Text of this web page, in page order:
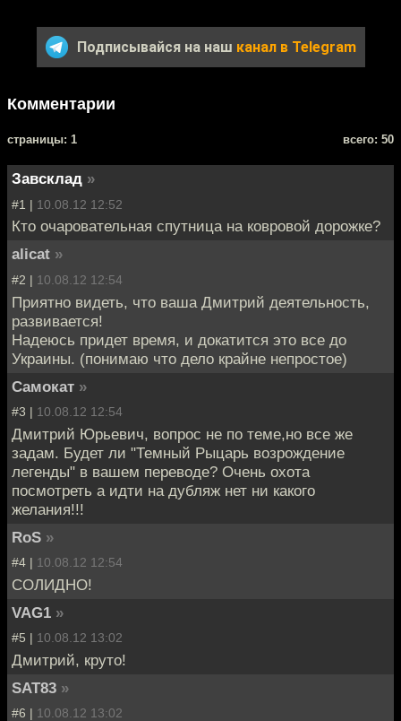
Подписывайся на наш канал в Telegram
Комментарии
cтраницы: 1 всего: 50
Завсклад »
#1 | 10.08.12 12:52
Кто очаровательная спутница на ковровой дорожке?
alicat »
#2 | 10.08.12 12:54
Приятно видеть, что ваша Дмитрий деятельность,
развивается!
Надеюсь придет время, и докатится это все до
Украины. (понимаю что дело крайне непростое)
Самокат »
#3 | 10.08.12 12:54
Дмитрий Юрьевич, вопрос не по теме,но все же
задам. Будет ли "Темный Рыцарь возрождение
легенды" в вашем переводе? Очень охота
посмотреть а идти на дубляж нет ни какого
желания!!!
RoS »
#4 | 10.08.12 12:54
СОЛИДНО!
VAG1 »
#5 | 10.08.12 13:02
Дмитрий, круто!
SAT83 »
#6 | 10.08.12 13:02